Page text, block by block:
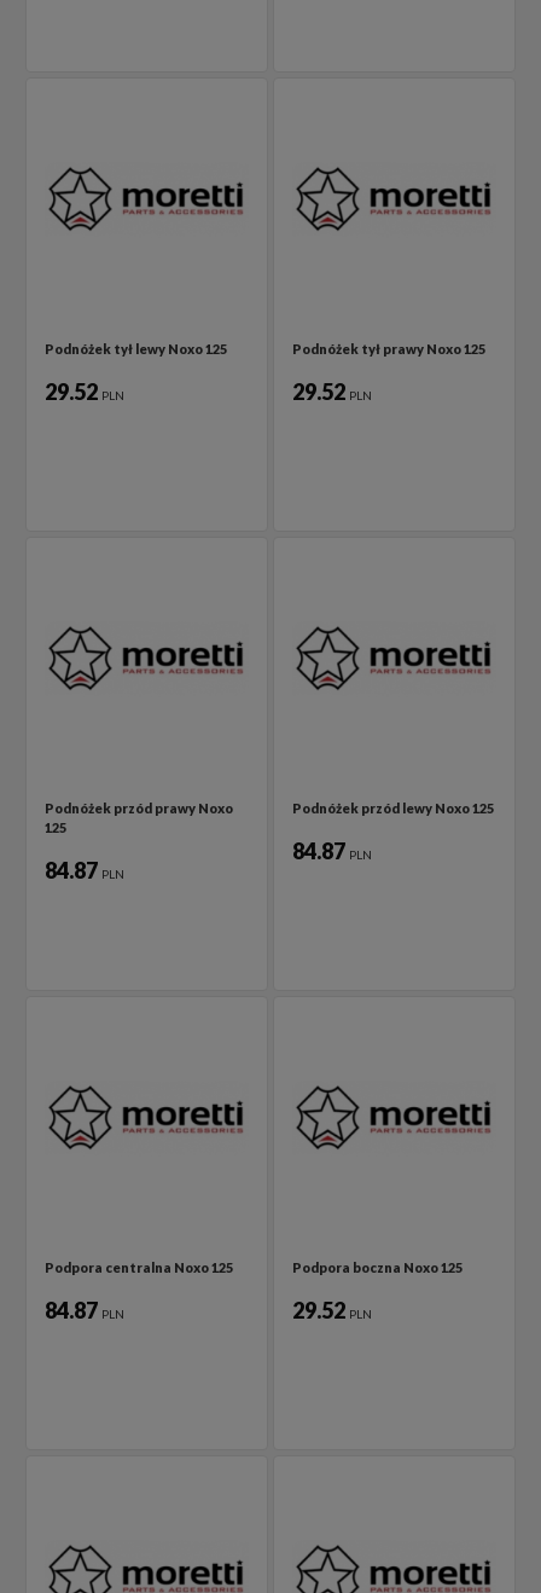
Podnóżek tył lewy Noxo 125
29.52 PLN
Podnóżek tył prawy Noxo 125
29.52 PLN
Podnóżek przód prawy Noxo
125
84.87 PLN
Podnóżek przód lewy Noxo 125
84.87 PLN
Podpora centralna Noxo 125
84.87 PLN
Podpora boczna Noxo 125
29.52 PLN